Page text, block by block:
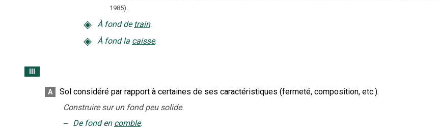
1985).
◈ À fond de train.
◈ À fond la caisse.
A
Sol considéré par rapport à certaines de ses caractéristiques (fermeté, composition, etc.).
Construire sur un fond peu solide.
‒ De fond en comble.